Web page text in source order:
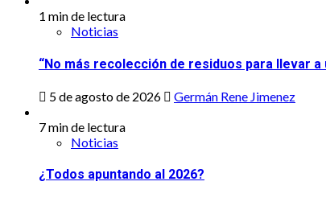
1 min de lectura
Noticias
“No más recolección de residuos para llevar a
5 de agosto de 2026
Germán Rene Jimenez
7 min de lectura
Noticias
¿Todos apuntando al 2026?